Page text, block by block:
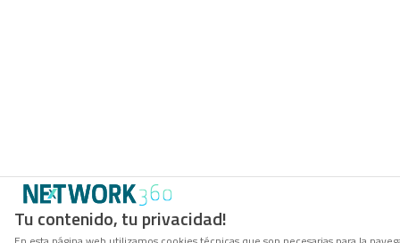
Tu contenido, tu privacidad!